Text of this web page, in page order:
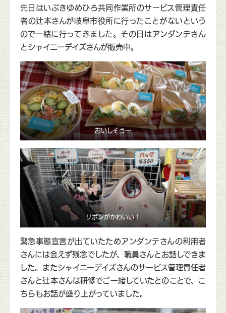
先日はいぶきゆめひろ共同作業所のサービス管理責任
者の辻本さんが岐阜市役所に行ったことがないという
ので一緒に行ってきました。その日はアンダンテさん
とシャイニーデイズさんが販売中。
おいしそう～
リボンがかわいい！
緊急事態宣言が出ていたためアンダンテさんの利用者
さんには会えず残念でしたが、職員さんとお話しできま
した。またシャイニーデイズさんのサービス管理責任者
さんと辻本さんは研修でご一緒していたとのことで、こ
ちらもお話が盛り上がっていました。